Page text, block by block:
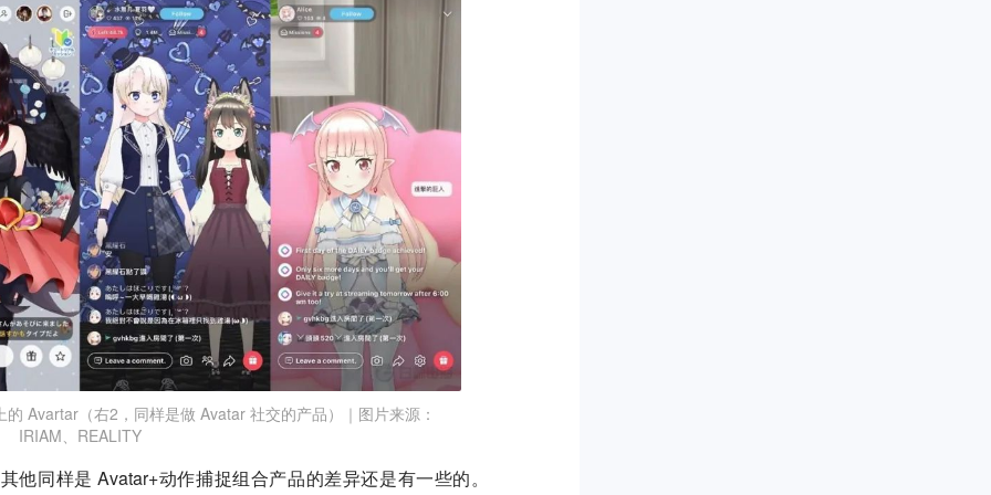
Avartar（右2，同样是做 Avatar 社交的产品）｜图片来源：
IRIAM、REALITY
他同样是 Avatar+动作捕捉组合产品的差异还是有一些的。